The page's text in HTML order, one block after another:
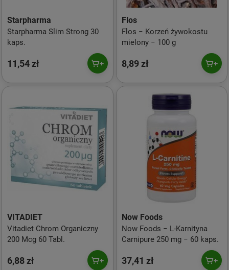
Starpharma
Starpharma Slim Strong 30
kaps.
11,54 zł
Flos
Flos − Korzeń żywokostu
mielony − 100 g
8,89 zł
VITADIET
Vitadiet Chrom Organiczny
200 Mcg 60 Tabl.
6,88 zł
Now Foods
Now Foods − L-Karnityna
Carnipure 250 mg − 60 kaps.
37,41 zł